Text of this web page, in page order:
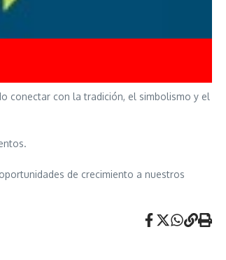
conectar con la tradición, el simbolismo y el
de crecimiento a nuestros